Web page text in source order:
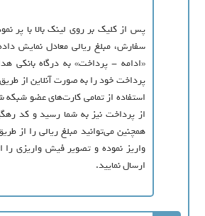
پس از کلیک بر روی لینک بالا با پر
سفارش، مبلغ ریالی معادل نمایش
«ادامه - پرداخت» به درگاه بانکی
پرداخت خود را به صورت آنلاین از طریق
استفاده از تمامی کارت‌های عضو
از پرداخت نیز به شما رسید و کد
همچنین می‌توانید مبلغ ریالی را از
واریز نموده و تصویر فیش واریزی را
ارسال نمایید.